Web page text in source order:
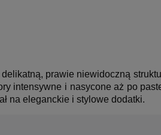
prawie niewidoczną
intensywne i nasycone aż po
na eleganckie i stylowe dodatki.